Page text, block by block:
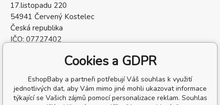
17.listopadu 220
54941 Červený Kostelec
Česká republika
IČO: 07727402
Cookies a GDPR
EshopBaby a partneři potřebují Váš souhlas k využití
jednotlivých dat, aby Vám mimo jiné mohli ukazovat informace
týkající se Vašich zájmů pomocí personalizace reklam. Souhlas